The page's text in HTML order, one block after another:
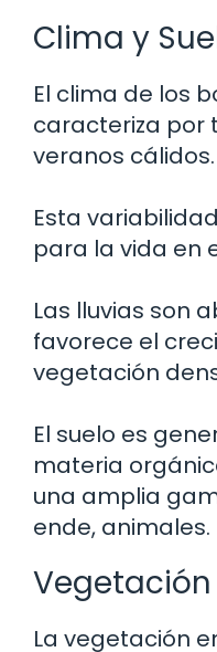
Clima y
El clima de los
caracteriza por
veranos cálidos.
Esta
para la vida en
Las lluvias son
favorece el
vegetación
El suelo es
materia
una amplia
ende, animales.
Vegetación
La vegetación